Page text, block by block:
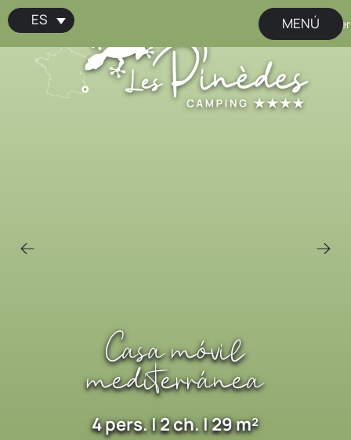
MENÚ
ES
Casa móvil
mediterránea
4 pers. | 2 ch. | 29 m²
📢